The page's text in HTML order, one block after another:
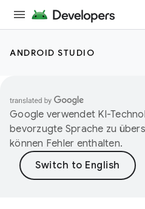
ANDROID STUDIO
Google verwendet KI-
bevorzugte Sprache zu
können Fehler enthalten.